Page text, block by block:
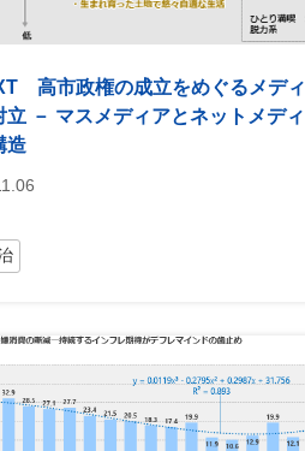
高市政権の成立をめぐるメディ
立 － マスメディアとネットメディ
造